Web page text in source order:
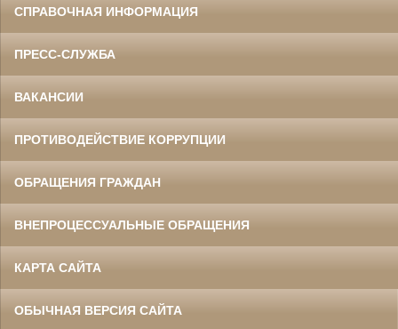
СПРАВОЧНАЯ ИНФОРМАЦИЯ
ПРЕСС-СЛУЖБА
ВАКАНСИИ
ПРОТИВОДЕЙСТВИЕ КОРРУПЦИИ
ОБРАЩЕНИЯ ГРАЖДАН
ВНЕПРОЦЕССУАЛЬНЫЕ ОБРАЩЕНИЯ
КАРТА САЙТА
ОБЫЧНАЯ ВЕРСИЯ САЙТА